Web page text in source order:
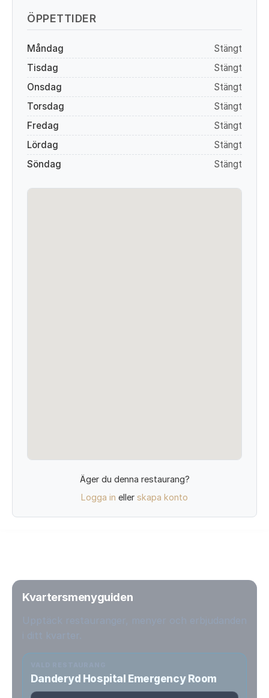
ÖPPETTIDER
Måndag
Stängt
Tisdag
Stängt
Onsdag
Stängt
Torsdag
Stängt
Fredag
Stängt
Lördag
Stängt
Söndag
Stängt
Äger du denna restaurang?
Logga in eller skapa konto
Kvartersmenyguiden
Danderyd Hospital Emergency Room